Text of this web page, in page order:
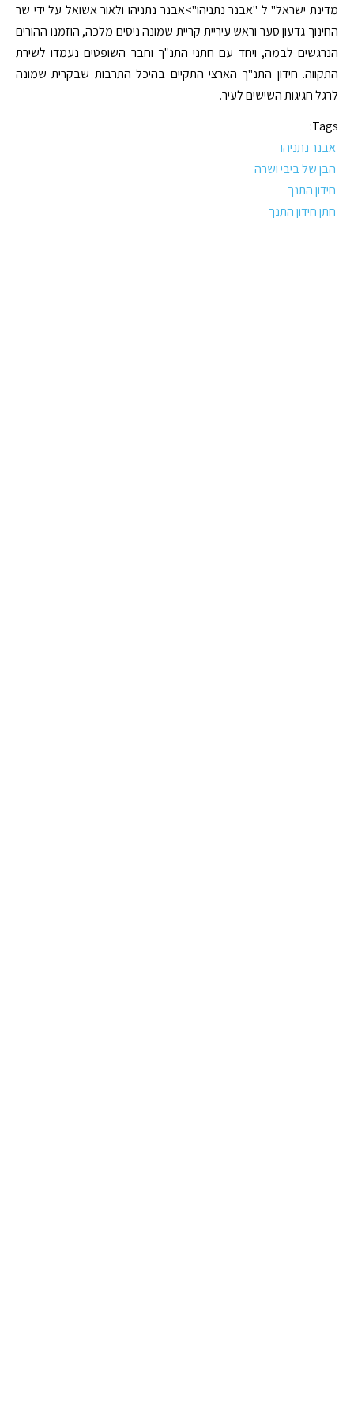
מדינת ישראל" ל "אבנר נתניהו">אבנר נתניהו ולאור אשואל על ידי שר
החינוך גדעון סער וראש עיריית קריית שמונה ניסים מלכה, הוזמנו ההורים
הנרגשים לבמה, ויחד עם חתני התנ"ך וחבר השופטים נעמדו לשירת
התקווה. חידון התנ"ך הארצי התקיים בהיכל התרבות שבקרית שמונה
לרגל חגיגות השישים לעיר.
Tags:
אבנר נתניהו
הבן של ביבי ושרה
חידון התנך
חתן חידון התנך